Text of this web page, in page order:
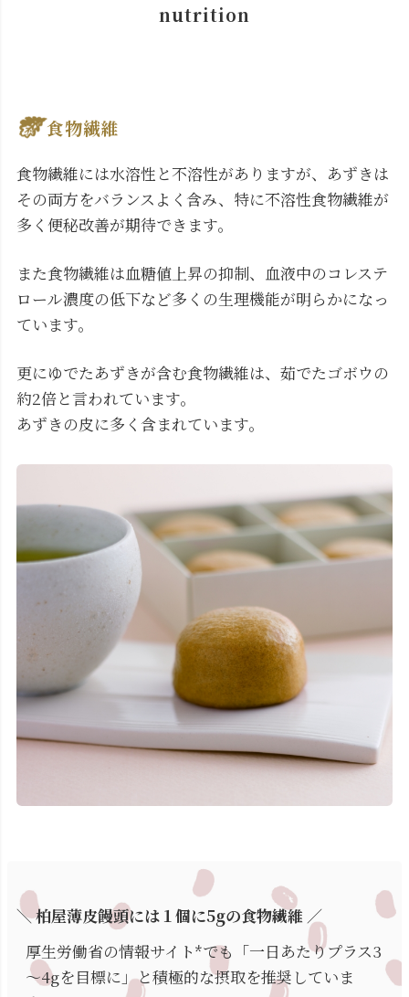
nutrition
食物繊維
食物繊維には水溶性と不溶性がありますが、あずきは
その両方をバランスよく含み、特に不溶性食物繊維が
多く便秘改善が期待できます。
また食物繊維は血糖値上昇の抑制、血液中のコレステ
ロール濃度の低下など多くの生理機能が明らかになっ
ています。
更にゆでたあずきが含む食物繊維は、茹でたゴボウの
約2倍と言われています。
あずきの皮に多く含まれています。
＼ 柏屋薄皮饅頭には１個に5gの食物繊維 ／
厚生労働省の情報サイト*でも「一日あたりプラス3
～4gを目標に」と積極的な摂取を推奨していま